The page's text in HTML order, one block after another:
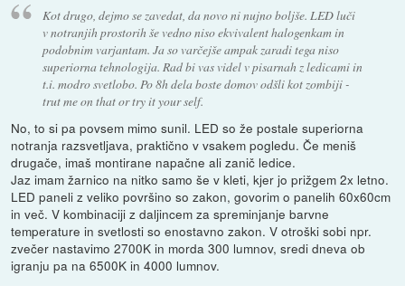
Kot drugo, dejmo se zavedat, da novo ni nujno boljše. LED luči
v notranjih prostorih še vedno niso ekvivalent halogenkam in
podobnim varjantam. Ja so varčejše ampak zaradi tega niso
superiorna tehnologija. Rad bi vas videl v pisarnah z ledicami in
t.i. modro svetlobo. Po 8h dela boste domov odšli kot zombiji -
trut me on that or try it your self.
No, to si pa povsem mimo sunil. LED so že postale superiorna
notranja razsvetljava, praktično v vsakem pogledu. Če meniš
drugače, imaš montirane napačne ali zanič ledice.
Jaz imam žarnico na nitko samo še v kleti, kjer jo prižgem 2x letno.
LED paneli z veliko površino so zakon, govorim o panelih 60x60cm
in več. V kombinaciji z daljincem za spreminjanje barvne
temperature in svetlosti so enostavno zakon. V otroški sobi npr.
zvečer nastavimo 2700K in morda 300 lumnov, sredi dneva ob
igranju pa na 6500K in 4000 lumnov.